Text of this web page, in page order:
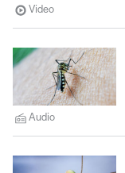
Video
Audio